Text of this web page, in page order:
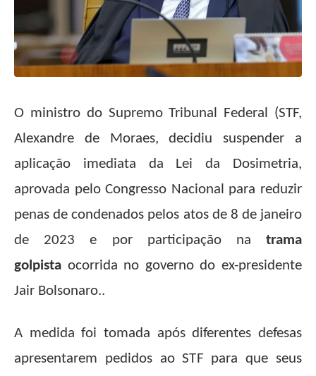
O ministro do Supremo Tribunal Federal (STF,
Alexandre de Moraes, decidiu suspender a
aplicação imediata da Lei da Dosimetria,
aprovada pelo Congresso Nacional para reduzir
penas de condenados pelos atos de 8 de janeiro
de 2023 e por participação na trama
golpista ocorrida no governo do ex-presidente
Jair Bolsonaro..
A medida foi tomada após diferentes defesas
apresentarem pedidos ao STF para que seus